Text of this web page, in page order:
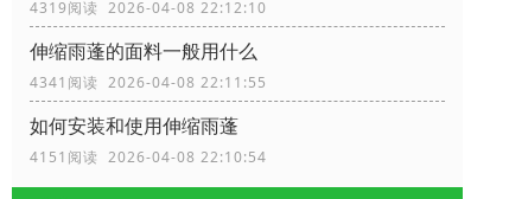
4319阅读 2026-04-08 22:12:10
伸缩雨蓬的面料一般用什么
4341阅读 2026-04-08 22:11:55
如何安装和使用伸缩雨蓬
4151阅读 2026-04-08 22:10:54